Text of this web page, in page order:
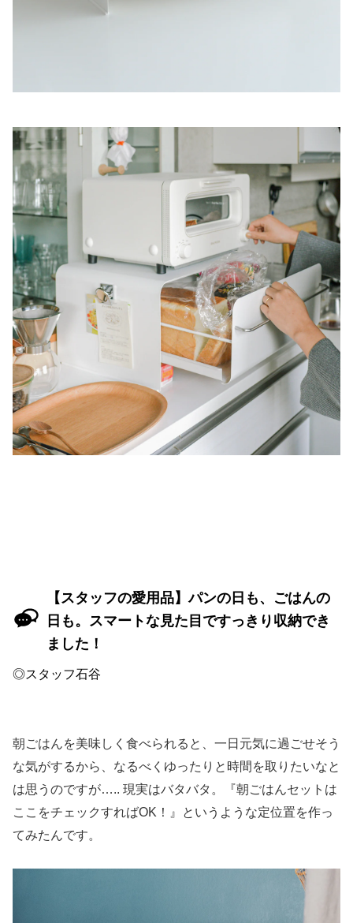
【スタッフの愛用品】パンの日も、ごはんの
日も。スマートな見た目ですっきり収納でき
ました！
◎スタッフ石谷
朝ごはんを美味しく食べられると、一日元気に過ごせそう
な気がするから、なるべくゆったりと時間を取りたいなと
は思うのですが….. 現実はバタバタ。『朝ごはんセットは
ここをチェックすればOK！』というような定位置を作っ
てみたんです。